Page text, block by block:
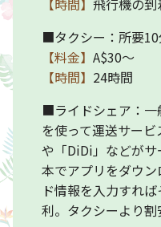
■タクシー：所要
【料金】 A$30〜
【時間】 24時間
■ライドシェア：一
を使って運送サービ
や「DiDi」などが
本でアプリをダウ
ド情報を入力すれ
利。タクシーより割